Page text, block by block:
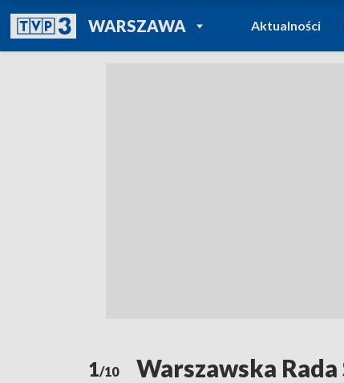
WARSZAWAPOWRÓT DO
TVP REGIONY
Aktualności
1/10
Warszawska